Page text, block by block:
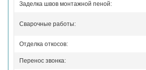
Заделка швов монтажной пеной:
Сварочные работы:
Отделка откосов:
Перенос звонка: